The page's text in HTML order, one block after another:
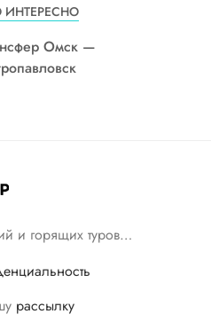
ИНТЕРЕСНО
Омск —
и горящих туров…
рассылку